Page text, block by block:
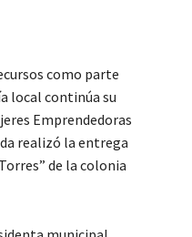
como parte
local continúa su
Emprendedoras
realizó la entrega
de la colonia